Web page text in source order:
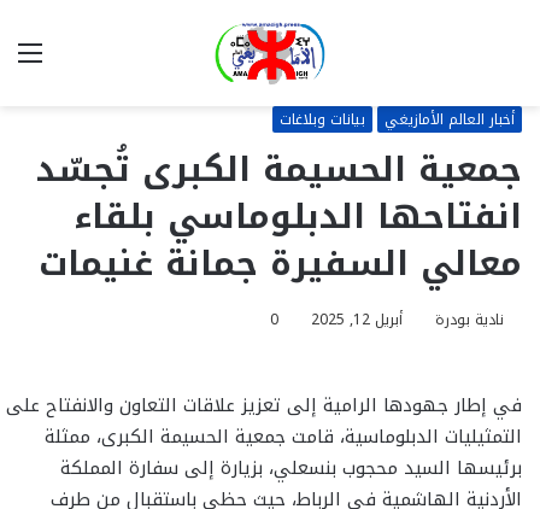
أخبار العالم الأمازيغي بيانات وبلاغات
جمعية الحسيمة الكبرى تُجسّد
انفتاحها الدبلوماسي بلقاء
معالي السفيرة جمانة غنيمات
نادية بودرة أبريل 12, 2025 0
في إطار جهودها الرامية إلى تعزيز علاقات التعاون والانفتاح على
التمثيليات الدبلوماسية، قامت جمعية الحسيمة الكبرى، ممثلة
برئيسها السيد محجوب بنسعلي، بزيارة إلى سفارة المملكة
الأردنية الهاشمية في الرباط، حيث حظي باستقبال من طرف